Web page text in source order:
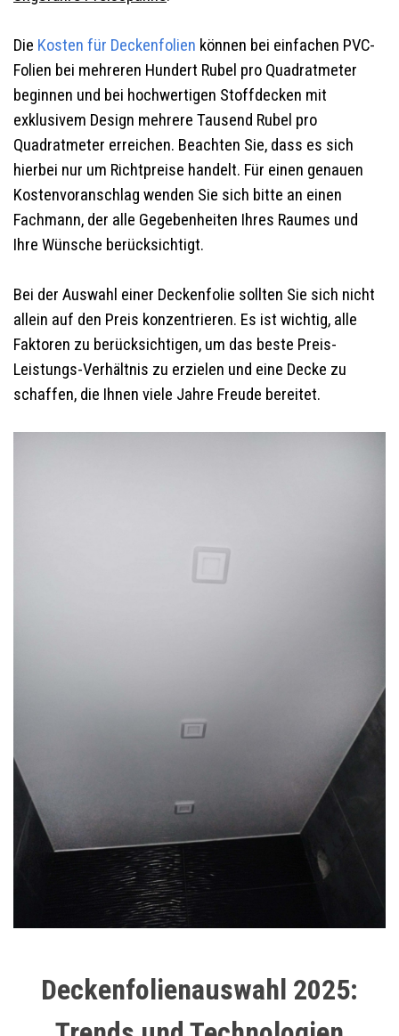
Die Kosten für Deckenfolien können bei einfachen PVC-
Folien bei mehreren Hundert Rubel pro Quadratmeter
beginnen und bei hochwertigen Stoffdecken mit
exklusivem Design mehrere Tausend Rubel pro
Quadratmeter erreichen. Beachten Sie, dass es sich
hierbei nur um Richtpreise handelt. Für einen genauen
Kostenvoranschlag wenden Sie sich bitte an einen
Fachmann, der alle Gegebenheiten Ihres Raumes und
Ihre Wünsche berücksichtigt.
Bei der Auswahl einer Deckenfolie sollten Sie sich nicht
allein auf den Preis konzentrieren. Es ist wichtig, alle
Faktoren zu berücksichtigen, um das beste Preis-
Leistungs-Verhältnis zu erzielen und eine Decke zu
schaffen, die Ihnen viele Jahre Freude bereitet.
Deckenfolienauswahl 2025: